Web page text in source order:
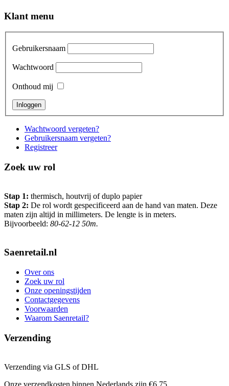
Klant menu
Gebruikersnaam
Wachtwoord
Onthoud mij
Wachtwoord vergeten?
Gebruikersnaam vergeten?
Registreer
Zoek uw rol
Stap 1: thermisch, houtvrij of duplo papier
Stap 2: De rol wordt gespecificeerd aan de hand van maten. Deze
maten zijn altijd in millimeters. De lengte is in meters.
Bijvoorbeeld: 80-62-12 50m.
Saenretail.nl
Over ons
Zoek uw rol
Onze openingstijden
Contactgegevens
Voorwaarden
Waarom Saenretail?
Verzending
Verzending via GLS of DHL
Onze verzendkosten binnen Nederlands zijn €6,75